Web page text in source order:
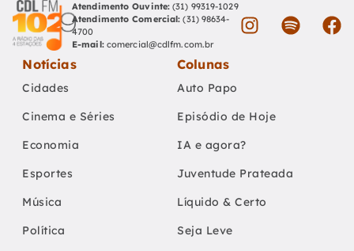
Atendimento Ouvinte: (31) 99319-1029
Atendimento Comercial: (31) 98634-
4700
E-mail: comercial@cdlfm.com.br
Notícias
Cidades
Cinema e Séries
Economia
Esportes
Música
Política
Colunas
Auto Papo
Episódio de Hoje
IA e agora?
Juventude Prateada
Líquido & Certo
Seja Leve